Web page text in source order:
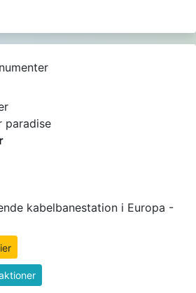
paradise
kabelbanestation i Europa -